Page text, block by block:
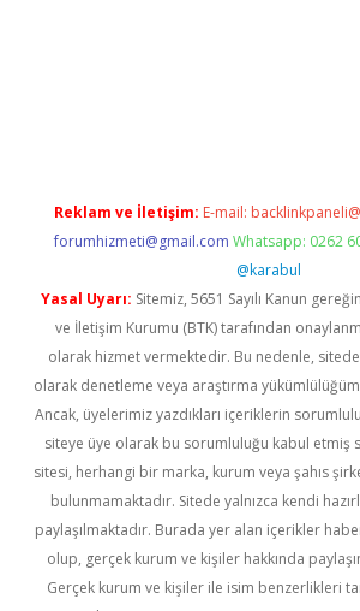
Reklam ve İletişim: E-mail:
forumhizmeti@gmail.com Whatsapp: 0262
@karabul
Yasal Uyarı: Sitemiz, 5651 Sayılı Kanun
ve İletişim Kurumu (BTK) tarafından
olarak hizmet vermektedir. Bu nedenle,
olarak denetleme veya araştırma
Ancak, üyelerimiz yazdıkları içeriklerin
siteye üye olarak bu sorumluluğu kabul etmiş
sitesi, herhangi bir marka, kurum veya şahıs
bulunmamaktadır. Sitede yalnızca kendi
paylaşılmaktadır. Burada yer alan içerikler
olup, gerçek kurum ve kişiler hakkında
Gerçek kurum ve kişiler ile isim benzerlikleri